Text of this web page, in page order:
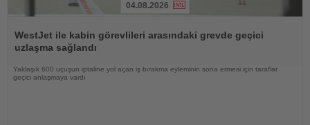
Oku
04.08.2026
WestJet ile kabin görevlileri arasındaki grevde geçici
uzlaşma sağlandı
Yaklaşık 600 uçuşun iptaline yol açan iş bırakma eyleminin sona ermesi için taraflar
geçici anlaşmaya vardı